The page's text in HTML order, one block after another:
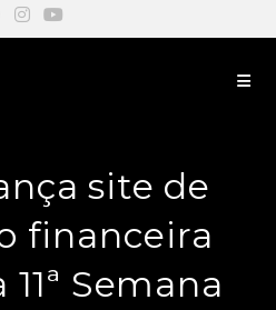
site de
financeira
Semana